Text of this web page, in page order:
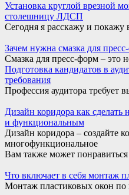
Установка круглой врезной
столешницу ЛДСП
Сегодня я расскажу и
Зачем нужна смазка для
Смазка для пресс-форм – это
Подготовка кандидатов в
требования
Профессия аудитора требует
Дизайн коридора как
и функциональным
Дизайн коридора – создайте
многофункциональное
Вам также может понравиться
Что включает в себя монтаж
Монтаж пластиковых окон по